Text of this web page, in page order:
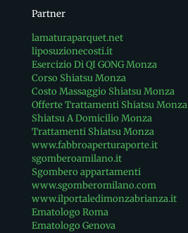
Partner
lamaturaparquet.net
liposuzionecosti.it
Esercizio Di QI GONG Monza
Corso Shiatsu Monza
Costo Massaggio Shiatsu Monza
Offerte Trattamenti Shiatsu Monza
Shiatsu A Domicilio Monza
Trattamenti Shiatsu Monza
www.fabbroaperturaporte.it
sgomberoamilano.it
Sgombero appartamenti
www.sgomberomilano.com
www.ilportaledimonzabrianza.it
Ematologo Roma
Ematologo Genova